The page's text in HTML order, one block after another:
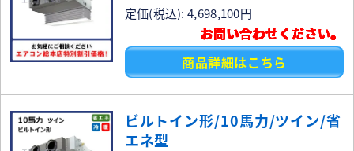
定価(税込): 4,698,100円
お問い合わせください。
商品詳細はこちら
ビルトイン形/10馬力/ツイン/省
エネ型